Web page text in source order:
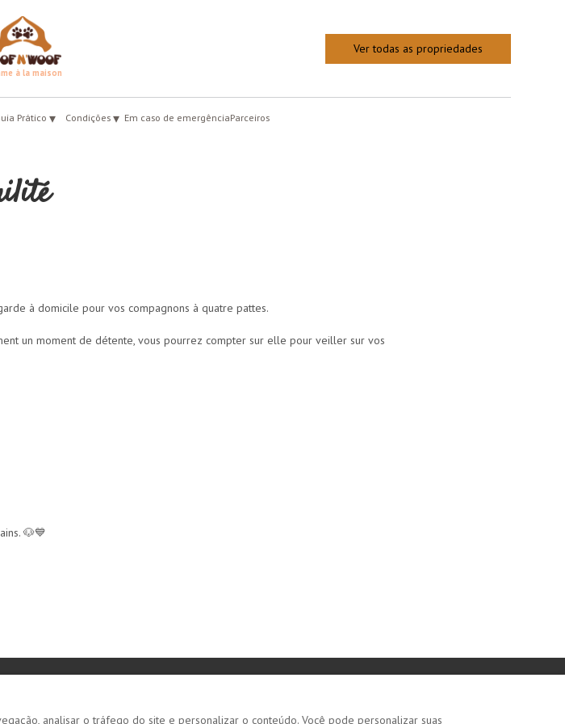
à la maison
Ver todas as propriedades
Prático ▾ Condições ▾ Em caso de emergênciaParceiros
à domicile pour vos compagnons à quatre pattes.
un moment de détente, vous pourrez compter sur elle pour veiller sur vos
🐶💙
analisar o tráfego do site e personalizar o conteúdo. Você pode personalizar suas